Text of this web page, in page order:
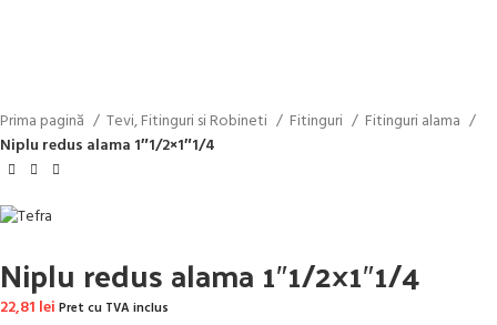
Prima pagină Tevi, Fitinguri si Robineti Fitinguri
Fitinguri alama
Niplu redus alama 1″1/2×1″1/4
Niplu redus alama 1″1/2×1″1/4
22,81 lei Pret cu TVA inclus